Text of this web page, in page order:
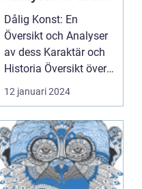
Karaktär och
Historia
Dålig Konst: En
Översikt och Analyser
av dess Karaktär och
Historia Översikt över
"dålig konst" "...
12 januari 2024